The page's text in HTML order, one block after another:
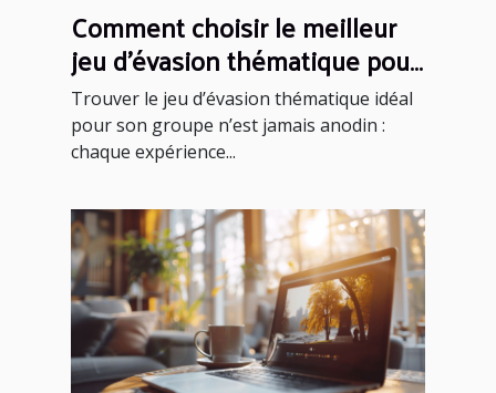
Comment choisir le meilleur
jeu d'évasion thématique pour
votre groupe
Trouver le jeu d’évasion thématique idéal
pour son groupe n’est jamais anodin :
chaque expérience...